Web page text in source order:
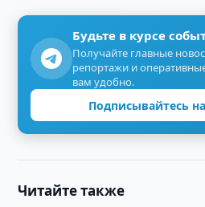
Будьте в курсе
Получайте главные
репортажи и
вам удобно.
Подписывайтесь
Читайте также